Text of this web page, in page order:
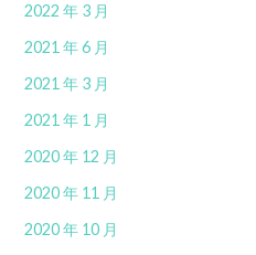
2022 年 3 月
2021 年 6 月
2021 年 3 月
2021 年 1 月
2020 年 12 月
2020 年 11 月
2020 年 10 月